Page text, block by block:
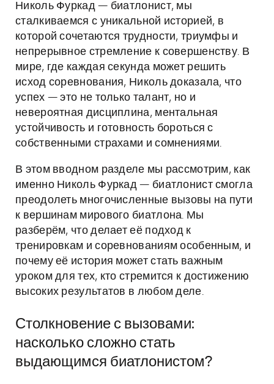
Николь Фуркад — биатлонист, мы
сталкиваемся с уникальной историей, в
которой сочетаются трудности, триумфы и
непрерывное стремление к совершенству. В
мире, где каждая секунда может решить
исход соревнования, Николь доказала, что
успех — это не только талант, но и
невероятная дисциплина, ментальная
устойчивость и готовность бороться с
собственными страхами и сомнениями.
В этом вводном разделе мы рассмотрим, как
именно Николь Фуркад — биатлонист смогла
преодолеть многочисленные вызовы на пути
к вершинам мирового биатлона. Мы
разберём, что делает её подход к
тренировкам и соревнованиям особенным, и
почему её история может стать важным
уроком для тех, кто стремится к достижению
высоких результатов в любом деле.
Столкновение с вызовами:
насколько сложно стать
выдающимся биатлонистом?